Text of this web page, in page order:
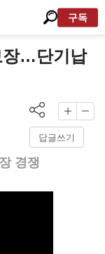
구독
장…단기납
답글쓰기
경쟁